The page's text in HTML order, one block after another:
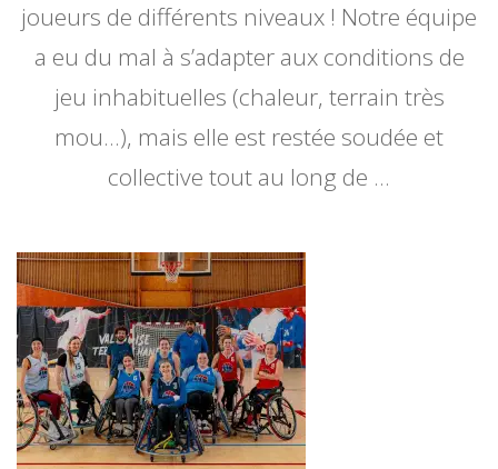
joueurs de différents niveaux ! Notre équipe
a eu du mal à s’adapter aux conditions de
jeu inhabituelles (chaleur, terrain très
mou…), mais elle est restée soudée et
collective tout au long de …